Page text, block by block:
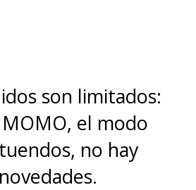
son limitados:
el modo
no hay